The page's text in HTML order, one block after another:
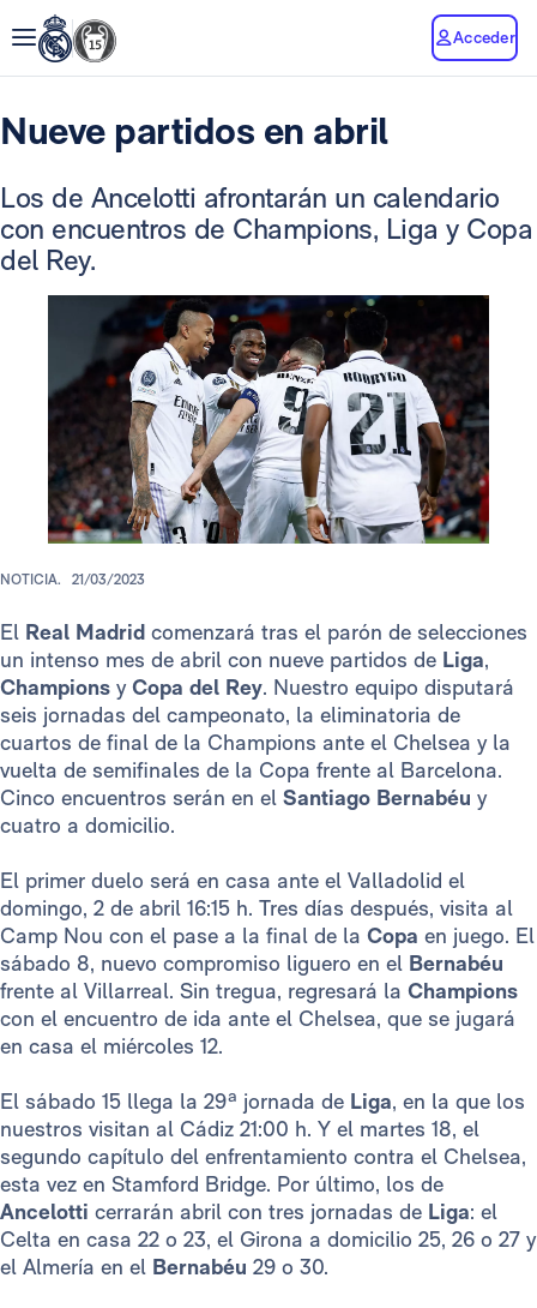
Acceder
Nueve partidos en abril
Los de Ancelotti afrontarán un calendario
con encuentros de Champions, Liga y Copa
del Rey.
NOTICIA. 21/03/2023
El Real Madrid comenzará tras el parón de selecciones
un intenso mes de abril con nueve partidos de Liga,
Champions yCopa del Rey. Nuestro equipo disputará
seis jornadas del campeonato, la eliminatoria de
cuartos de final de la Champions ante el Chelsea y la
vuelta de semifinales de la Copa frente al Barcelona.
Cinco encuentros serán en el Santiago Bernabéu y
cuatro a domicilio.
El primer duelo será en casa ante el Valladolid el
domingo, 2 de abril 16:15 h. Tres días después, visita al
Camp Nou con el pase a la final de la Copa en juego. El
sábado 8, nuevo compromiso liguero en el Bernabéu
frente al Villarreal. Sin tregua, regresará la Champions
con el encuentro de ida ante el Chelsea, que se jugará
en casa el miércoles 12.
El sábado 15 llega la 29ª jornada de Liga, en la que los
nuestros visitan al Cádiz 21:00 h. Y el martes 18, el
segundo capítulo del enfrentamiento contra el Chelsea,
esta vez en Stamford Bridge. Por último, los de
Ancelotti cerrarán abril con tres jornadas de Liga: el
Celta en casa 22 o 23, el Girona a domicilio 25, 26 o 27 y
el Almería en el Bernabéu 29 o 30.